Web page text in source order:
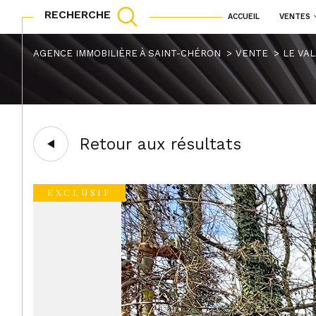
ACCUEIL VENTES
maisons appartements
RECHERCHE
Acheter
de l'ancien
à
TYPE DE BIEN
AGENCE IMMOBILIÈRE À SAINT-CHÉRON VENTE LE
Retour aux résultats
EXCLUSIF